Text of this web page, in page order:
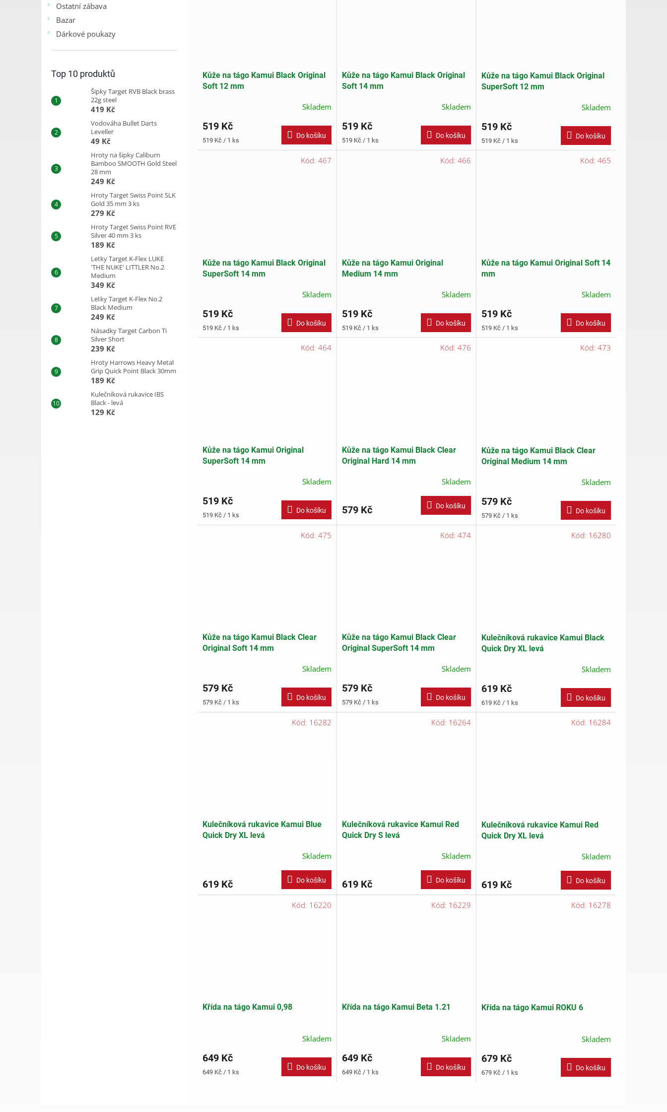
Ostatní zábava
Bazar
Dárkové poukazy
Top 10 produktů
Šipky Target RVB Black brass
22g steel
419 Kč
Vodováha Bullet Darts
Leveller
49 Kč
Hroty na šipky Caliburn
Bamboo SMOOTH Gold Steel
28 mm
249 Kč
Hroty Target Swiss Point SLK
Gold 35 mm 3 ks
279 Kč
Hroty Target Swiss Point RVE
Silver 40 mm 3 ks
189 Kč
Letky Target K-Flex LUKE
'THE NUKE' LITTLER No.2
Medium
349 Kč
Letky Target K-Flex No.2
Black Medium
249 Kč
Násadky Target Carbon Ti
Silver Short
239 Kč
Hroty Harrows Heavy Metal
Grip Quick Point Black 30mm
189 Kč
Kulečníková rukavice IBS
Black - levá
129 Kč
Kůže na tágo Kamui Black Original
Soft 12 mm
Skladem
519 Kč
Měrná
cena:
519 Kč / 1 ks
Do košíku
Kůže na tágo Kamui Black Original
Soft 14 mm
Skladem
519 Kč
Měrná
cena:
519 Kč / 1 ks
Do košíku
Kůže na tágo Kamui Black Original
SuperSoft 12 mm
Skladem
519 Kč
Měrná
cena:
519 Kč / 1 ks
Do košíku
Kůže na tágo Kamui Black Original
SuperSoft 14 mm
Skladem
519 Kč
Měrná
cena:
519 Kč / 1 ks
Do košíku
Kód: 467
Kůže na tágo Kamui Original
Medium 14 mm
Skladem
519 Kč
Měrná
cena:
519 Kč / 1 ks
Do košíku
Kód: 466
Kůže na tágo Kamui Original Soft 14
mm
Skladem
519 Kč
Měrná
cena:
519 Kč / 1 ks
Do košíku
Kód: 465
Kůže na tágo Kamui Original
SuperSoft 14 mm
Skladem
519 Kč
Měrná
519 Kč / 1 ks
Do košíku
Kód: 464
Kůže na tágo Kamui Black Clear
Original Hard 14 mm
Skladem
579 Kč Do košíku
Kód: 476
Kůže na tágo Kamui Black Clear
Original Medium 14 mm
Skladem
579 Kč
Měrná
cena:
579 Kč / 1 ks
Do košíku
Kód: 473
Kůže na tágo Kamui Black Clear
Original Soft 14 mm
Skladem
579 Kč
Měrná
cena:
579 Kč / 1 ks
Do košíku
Kód: 475
Kůže na tágo Kamui Black Clear
Original SuperSoft 14 mm
Skladem
579 Kč
Měrná
cena:
579 Kč / 1 ks
Do košíku
Kód: 474
Kulečníková rukavice Kamui Black
Quick Dry XL levá
Skladem
619 Kč
Měrná
cena:
619 Kč / 1 ks
Do košíku
Kód: 16280
Kulečníková rukavice Kamui Blue
Quick Dry XL levá
Skladem
619 Kč Do košíku
Kód: 16282
Kulečníková rukavice Kamui Red
Quick Dry S levá
Skladem
619 Kč Do košíku
Kód: 16264
Kulečníková rukavice Kamui Red
Quick Dry XL levá
Skladem
619 Kč Do košíku
Kód: 16284
Křída na tágo Kamui 0,98
Skladem
649 Kč
Měrná
649 Kč / 1 ks
Do košíku
Kód: 16220
Křída na tágo Kamui Beta 1.21
Skladem
649 Kč
Měrná
649 Kč / 1 ks
Do košíku
Kód: 16229
Křída na tágo Kamui ROKU 6
Skladem
679 Kč
Měrná
679 Kč / 1 ks
Do košíku
Kód: 16278